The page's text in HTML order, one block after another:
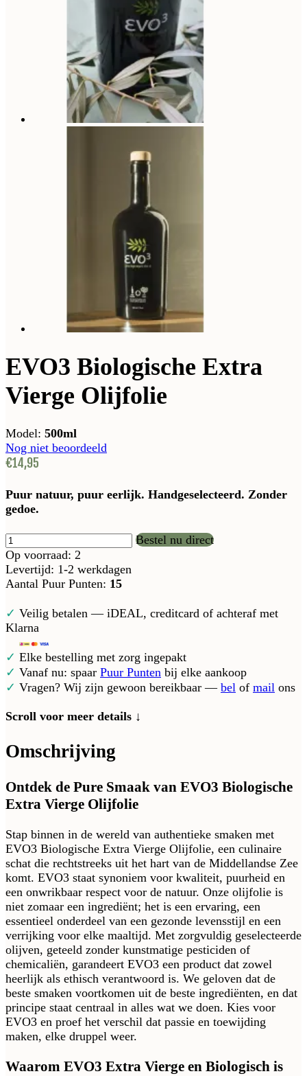
EVO3 Biologische Extra
Vierge Olijfolie
Model: 500ml
Nog niet beoordeeld
€14,95
Puur natuur, puur eerlijk. Handgeselecteerd. Zonder
gedoe.
Bestel nu direct
Op voorraad: 2
Levertijd: 1-2 werkdagen
Aantal Puur Punten: 15
✓ Veilig betalen — iDEAL, creditcard of achteraf met
Klarna
✓ Elke bestelling met zorg ingepakt
✓ Vanaf nu: spaar Puur Punten bij elke aankoop
✓ Vragen? Wij zijn gewoon bereikbaar — bel of mail ons
Scroll voor meer details ↓
Omschrijving
Ontdek de Pure Smaak van EVO3 Biologische
Extra Vierge Olijfolie
Stap binnen in de wereld van authentieke smaken met
EVO3 Biologische Extra Vierge Olijfolie, een culinaire
schat die rechtstreeks uit het hart van de Middellandse Zee
komt. EVO3 staat synoniem voor kwaliteit, puurheid en
een onwrikbaar respect voor de natuur. Onze olijfolie is
niet zomaar een ingrediënt; het is een ervaring, een
essentieel onderdeel van een gezonde levensstijl en een
verrijking voor elke maaltijd. Met zorgvuldig geselecteerde
olijven, geteeld zonder kunstmatige pesticiden of
chemicaliën, garandeert EVO3 een product dat zowel
heerlijk als ethisch verantwoord is. We geloven dat de
beste smaken voortkomen uit de beste ingrediënten, en dat
principe staat centraal in alles wat we doen. Kies voor
EVO3 en proef het verschil dat passie en toewijding
maken, elke druppel weer.
Waarom EVO3 Extra Vierge en Biologisch is